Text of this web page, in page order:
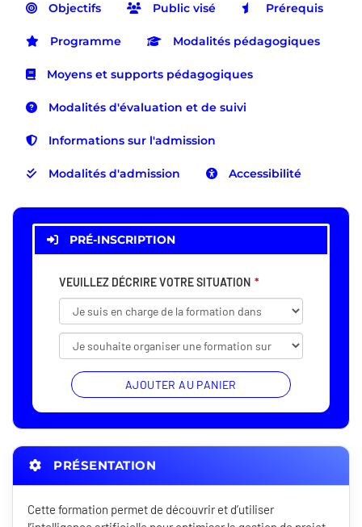
Objectifs Public visé Prérequis
Programme Modalités pédagogiques
Moyens et supports pédagogiques
Modalités d'évaluation et de suivi
Informations sur l'admission
Modalités d'admission Accessibilité
PRÉ-INSCRIPTION
VEUILLEZ DÉCRIRE VOTRE SITUATION
AJOUTER AU PANIER
PRÉSENTATION
Cette formation permet de découvrir et d’utiliser